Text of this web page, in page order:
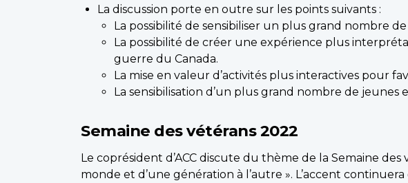
La discussion porte en outre sur les points suivants :
La possibilité de sensibiliser un plus grand nombre
La possibilité de créer une expérience plus
guerre du Canada.
La mise en valeur d’activités plus interactives pour
La sensibilisation d’un plus grand nombre de
Semaine des vétérans 2022
Le coprésident d’ACC discute du thème de la Semaine
monde et d’une génération à l’autre ». L’accent